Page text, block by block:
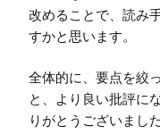
改めることで、読み
すかと思います。
全体的に、要点を絞
と、より良い批評に
りがとうございました